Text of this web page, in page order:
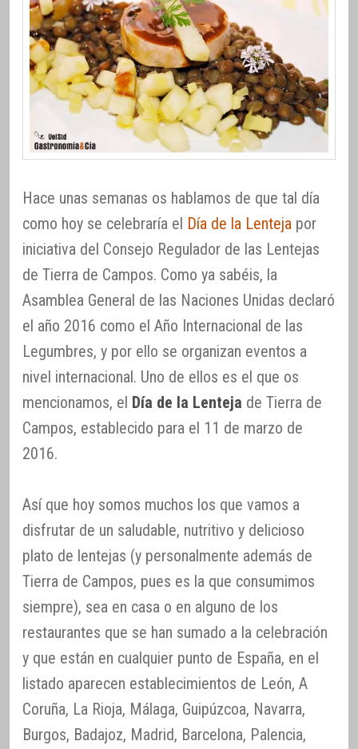
Hace unas semanas os hablamos de que tal día
como hoy se celebraría el Día de la Lenteja por
iniciativa del Consejo Regulador de las Lentejas
de Tierra de Campos. Como ya sabéis, la
Asamblea General de las Naciones Unidas declaró
el año 2016 como el Año Internacional de las
Legumbres, y por ello se organizan eventos a
nivel internacional. Uno de ellos es el que os
mencionamos, el Día de la Lenteja de Tierra de
Campos, establecido para el 11 de marzo de
2016.
Así que hoy somos muchos los que vamos a
disfrutar de un saludable, nutritivo y delicioso
plato de lentejas (y personalmente además de
Tierra de Campos, pues es la que consumimos
siempre), sea en casa o en alguno de los
restaurantes que se han sumado a la celebración
y que están en cualquier punto de España, en el
listado aparecen establecimientos de León, A
Coruña, La Rioja, Málaga, Guipúzcoa, Navarra,
Burgos, Badajoz, Madrid, Barcelona, Palencia,